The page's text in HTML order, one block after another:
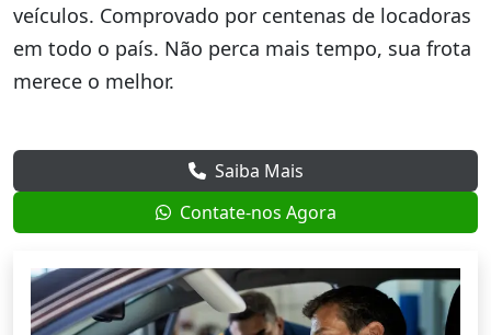
veículos. Comprovado por centenas de locadoras
em todo o país. Não perca mais tempo, sua frota
merece o melhor.
Saiba Mais
Contate-nos Agora